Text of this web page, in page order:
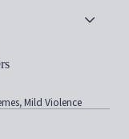
Mild Violence